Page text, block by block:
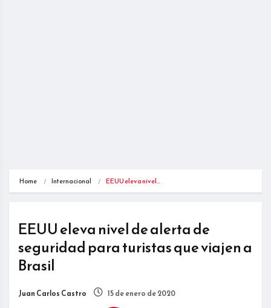
Home Internacional EEUU eleva nivel…
EEUU eleva nivel de alerta de
seguridad para turistas que viajen a
Brasil
Juan Carlos Castro 15 de enero de 2020